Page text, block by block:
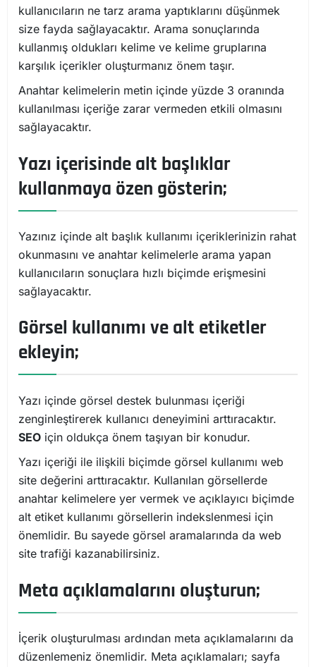
kullanıcıların ne tarz arama yaptıklarını düşünmek
size fayda sağlayacaktır. Arama sonuçlarında
kullanmış oldukları kelime ve kelime gruplarına
karşılık içerikler oluşturmanız önem taşır.
Anahtar kelimelerin metin içinde yüzde 3 oranında
kullanılması içeriğe zarar vermeden etkili olmasını
sağlayacaktır.
Yazı içerisinde alt başlıklar
kullanmaya özen gösterin;
Yazınız içinde alt başlık kullanımı içeriklerinizin rahat
okunmasını ve anahtar kelimelerle arama yapan
kullanıcıların sonuçlara hızlı biçimde erişmesini
sağlayacaktır.
Görsel kullanımı ve alt etiketler
ekleyin;
Yazı içinde görsel destek bulunması içeriği
zenginleştirerek kullanıcı deneyimini arttıracaktır.
SEO için oldukça önem taşıyan bir konudur.
Yazı içeriği ile ilişkili biçimde görsel kullanımı web
site değerini arttıracaktır. Kullanılan görsellerde
anahtar kelimelere yer vermek ve açıklayıcı biçimde
alt etiket kullanımı görsellerin indekslenmesi için
önemlidir. Bu sayede görsel aramalarında da web
site trafiği kazanabilirsiniz.
Meta açıklamalarını oluşturun;
İçerik oluşturulması ardından meta açıklamalarını da
düzenlemeniz önemlidir. Meta açıklamaları; sayfa